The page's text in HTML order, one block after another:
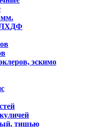
мм.
ЛХДФ
эскимо
тишью